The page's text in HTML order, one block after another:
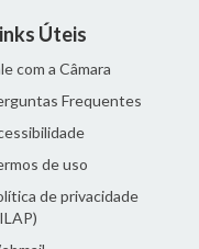
Úteis
com a Câmara
Frequentes
de uso
de privacidade